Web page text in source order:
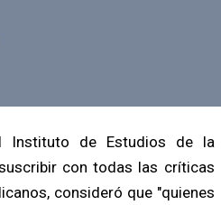
Instituto de Estudios de la
con todas las críticas
consideró que "quienes